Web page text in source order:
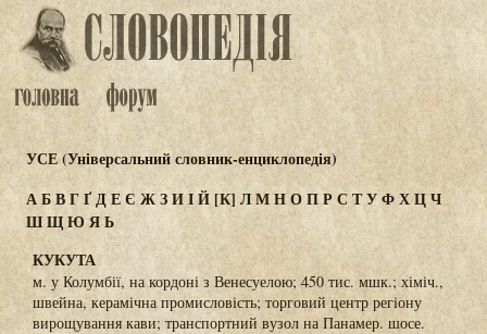
УСЕ (Універсальний словник-енциклопедія)
АБВГҐДЕЄ ЖЗИІЙ [К] ЛМНОПР СТУФХЦЧ
ШЩЮЯЬ
КУКУТА
м. у Колумбії, на кордоні з Венесуелою; 450 тис. мшк.; хіміч.,
швейна, керамічна промисловість; торговий центр регіону
вирощування кави; транспортний вузол на Панамер. шосе.